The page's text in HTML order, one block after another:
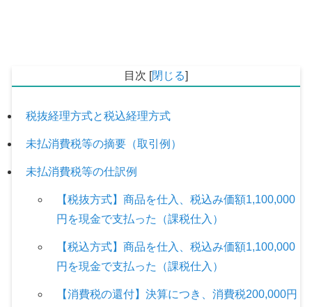
目次 [閉じる]
税抜経理方式と税込経理方式
未払消費税等の摘要（取引例）
未払消費税等の仕訳例
【税抜方式】商品を仕入、税込み価額1,100,000
円を現金で支払った（課税仕入）
【税込方式】商品を仕入、税込み価額1,100,000
円を現金で支払った（課税仕入）
【消費税の還付】決算につき、消費税200,000円